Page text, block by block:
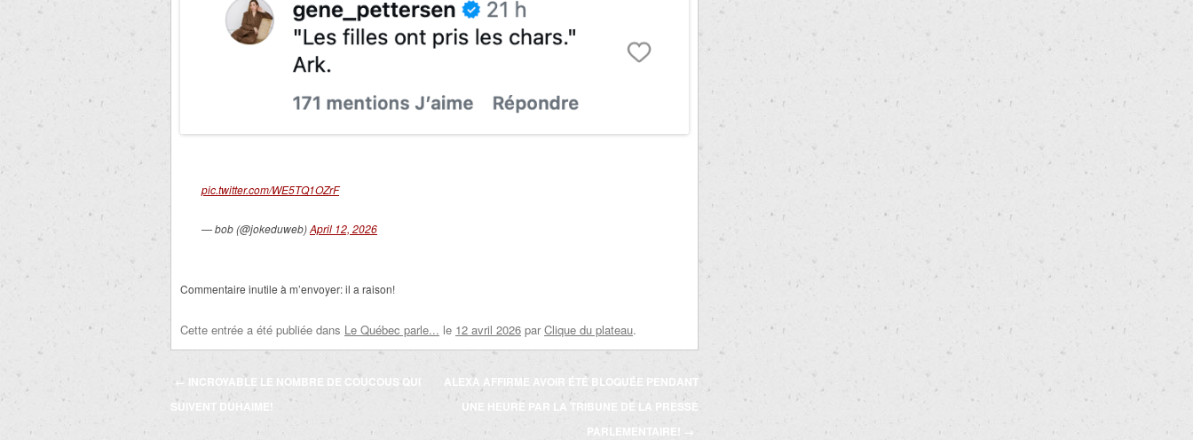
pic.twitter.com/WE5TQ1OZrF
— bob (@jokeduweb)April 12, 2026
Commentaire inutile à m’envoyer: il a raison!
Cette entrée a été publiée dans Le Québec parle... le 12 avril 2026 par Clique du plateau.
Navigation
des
← INCROYABLE LE NOMBRE DE COUCOUS QUI
SUIVENT DUHAIME!
ALEXA AFFIRME AVOIR ÉTÉ BLOQUÉE PENDANT
UNE HEURE PAR LA TRIBUNE DE LA PRESSE
PARLEMENTAIRE! →